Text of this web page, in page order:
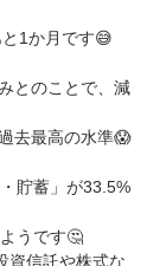
1か月です😅
とのことで、減
去最高の水準😱
貯蓄」が33.5%
うです🤔
資信託や株式な